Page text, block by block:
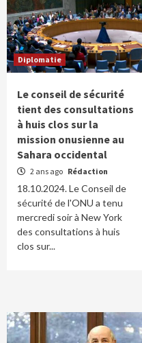
Diplomatie
Le conseil de sécurité
tient des consultations
à huis clos sur la
mission onusienne au
Sahara occidental
2 ans ago Rédaction
18.10.2024. Le Conseil de
sécurité de l'ONU a tenu
mercredi soir à New York
des consultations à huis
clos sur...